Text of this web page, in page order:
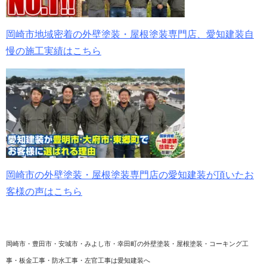
岡崎市地域密着の外壁塗装・屋根塗装専門店、愛知建装自
慢の施工実績はこちら
岡崎市の外壁塗装・屋根塗装専門店の愛知建装が頂いたお
客様の声はこちら
岡崎市・豊田市・安城市・みよし市・幸田町の外壁塗装・屋根塗装・コーキング工
事・板金工事・防水工事・左官工事は愛知建装へ